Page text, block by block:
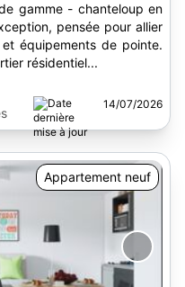
gamme - chanteloup en
équipements de pointe.
résidentiel...
14/07/2026
Appartement neuf